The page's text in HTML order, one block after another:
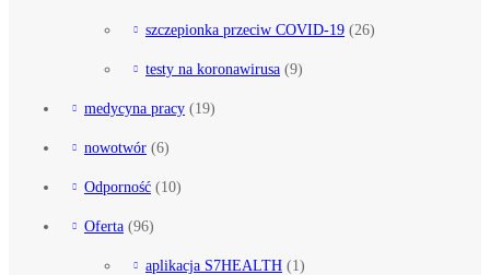
szczepionka przeciw COVID-19 (26)
testy na koronawirusa (9)
medycyna pracy (19)
nowotwór (6)
Odporność (10)
Oferta (96)
aplikacja S7HEALTH (1)